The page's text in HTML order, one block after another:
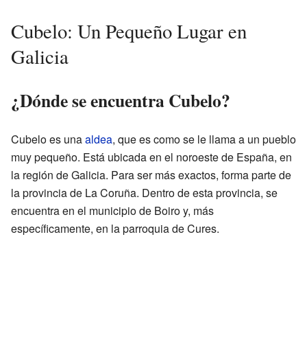
Cubelo: Un Pequeño Lugar en
Galicia
¿Dónde se encuentra Cubelo?
Cubelo es unaaldea, que es como se le llama a un pueblo
muy pequeño. Está ubicada en el noroeste de España, en
la región de Galicia. Para ser más exactos, forma parte de
la provincia de La Coruña. Dentro de esta provincia, se
encuentra en el municipio de Boiro y, más
específicamente, en la parroquia de Cures.